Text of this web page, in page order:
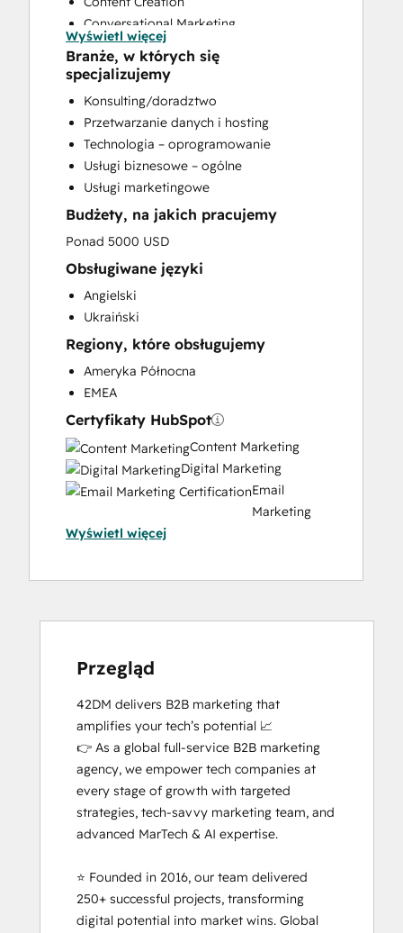
Conversational Marketing
CRM Implementation
CRM Migration
Custom API Integrations
Email Marketing
Full Inbound Marketing Services
Paid Advertising
Public Relations
Sales and Marketing Alignment
Sales Enablement
Search Engine Optimization
Social Media
Website Design
Website Development
Website Migration
Wyświetl więcej
Branże, w których się
specjalizujemy
Konsulting/doradztwo
Przetwarzanie danych i hosting
Technologia – oprogramowanie
Usługi biznesowe – ogólne
Usługi marketingowe
Budżety, na jakich pracujemy
Ponad 5000 USD
Obsługiwane języki
Angielski
Ukraiński
Regiony, które obsługujemy
Ameryka Północna
EMEA
Certyfikaty HubSpot
Content Marketing
Digital Marketing
Email
Marketing
Marketing
Software
Partner
Inbound Marketing
Certification
Wyświetl więcej
Przegląd
42DM delivers B2B marketing that
amplifies your tech’s potential 📈
👉 As a global full-service B2B marketing
agency, we empower tech companies at
every stage of growth with targeted
strategies, tech-savvy marketing team, and
advanced MarTech & AI expertise.
⭐ Founded in 2016, our team delivered
250+ successful projects, transforming
digital potential into market wins. Global